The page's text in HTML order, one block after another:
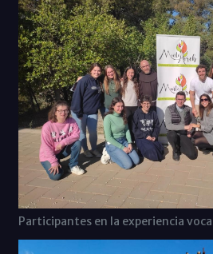
Participantes en la experiencia